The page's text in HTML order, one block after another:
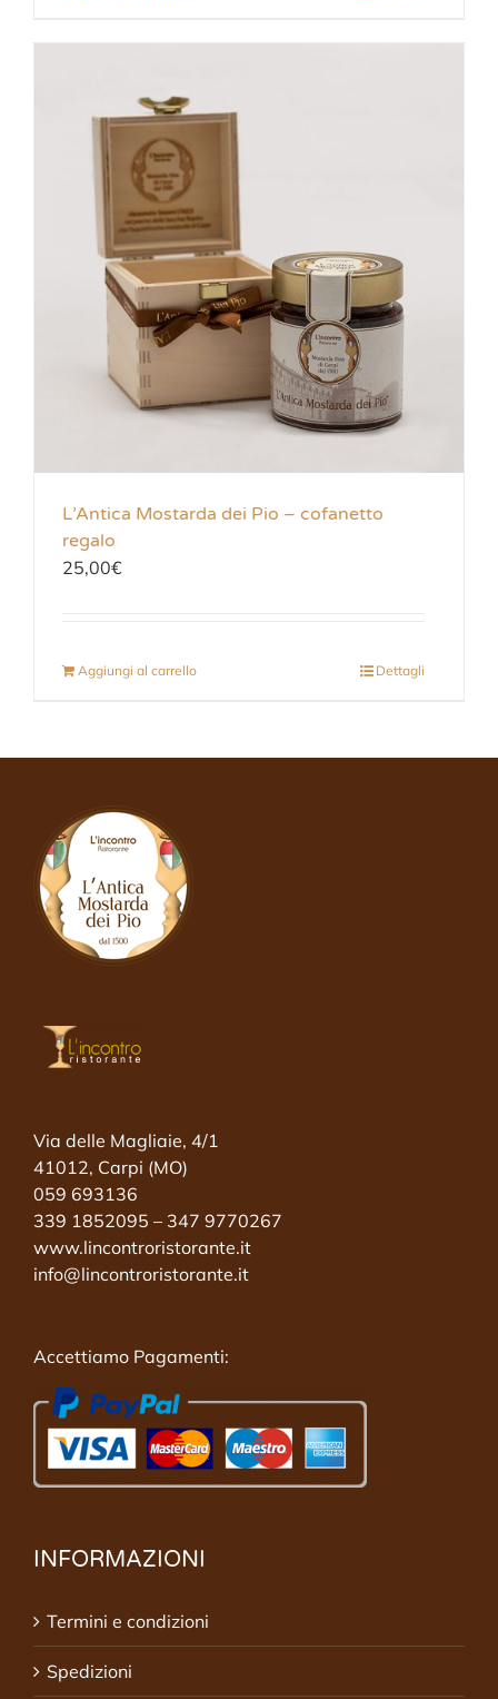
L’Antica Mostarda dei Pio – cofanetto
regalo
25,00€
Aggiungi al carrello Dettagli
Via delle Magliaie, 4/1
41012, Carpi (MO)
059 693136
339 1852095 – 347 9770267
www.lincontroristorante.it
info@lincontroristorante.it
Accettiamo Pagamenti:
INFORMAZIONI
Termini e condizioni
Spedizioni